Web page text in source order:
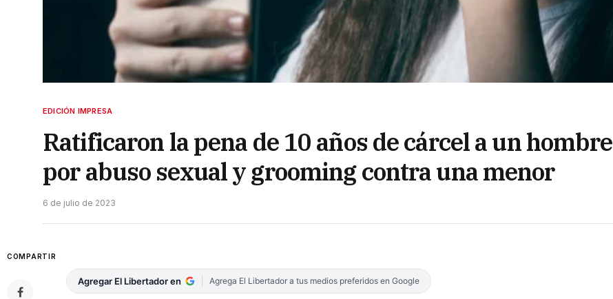
EDICIÓN IMPRESA
Ratificaron la pena de 10 años de cárcel a un hombre
por abuso sexual y grooming contra una menor
6 de julio de 2023
COMPARTIR
Agregar El Libertador en Agrega El Libertador a tus medios preferidos en Google